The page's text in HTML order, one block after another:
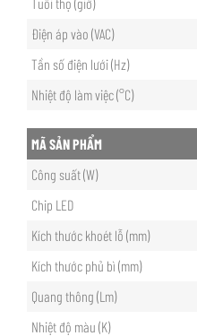
Điện áp vào (VAC)
Tần số điện lưới (Hz)
Nhiệt độ làm việc (°C)
MÃ SẢN PHẨM
Công suất (W)
Chip LED
Kích thước khoét lỗ (mm)
Kích thước phủ bì (mm)
Quang thông (Lm)
Nhiệt độ màu (K)